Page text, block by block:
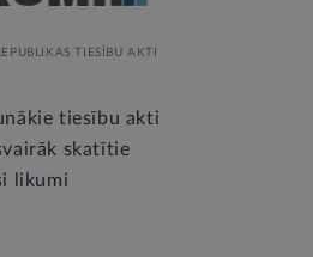
TIESĪBU AKTI
tiesību akti
skatītie
likumi